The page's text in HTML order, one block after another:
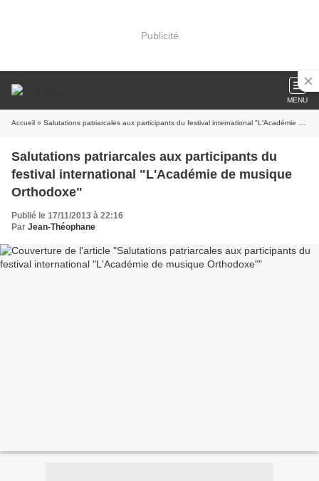
Publicité
MENU
Accueil » Salutations patriarcales aux participants du festival international "L'Académie de musique Orthodoxe"
Salutations patriarcales aux participants du
festival international "L'Académie de musique
Orthodoxe"
Publié le 17/11/2013 à 22:16
Par Jean-Théophane